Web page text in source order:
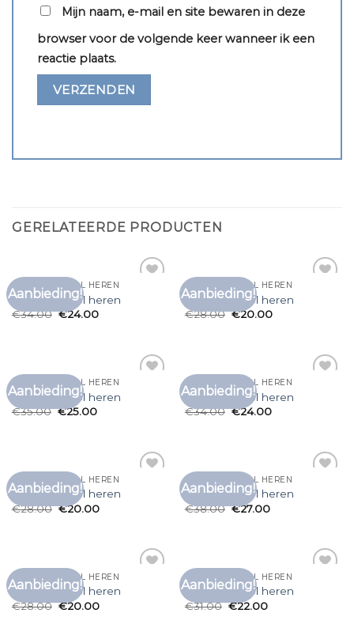
Mijn naam, e-mail en site bewaren in deze
browser voor de volgende keer wanneer ik een
reactie plaats.
GERELATEERDE PRODUCTEN
Aanbieding!
T SHIRT MET COL HEREN
t shirt met col heren
€34.00 €24.00
Aanbieding!
T SHIRT MET COL HEREN
t shirt met col heren
€28.00 €20.00
Aanbieding!
T SHIRT MET COL HEREN
t shirt met col heren
€35.00 €25.00
Aanbieding!
T SHIRT MET COL HEREN
t shirt met col heren
€34.00 €24.00
Aanbieding!
T SHIRT MET COL HEREN
t shirt met col heren
€28.00 €20.00
Aanbieding!
T SHIRT MET COL HEREN
t shirt met col heren
€38.00 €27.00
Aanbieding!
T SHIRT MET COL HEREN
t shirt met col heren
€28.00 €20.00
Aanbieding!
T SHIRT MET COL HEREN
t shirt met col heren
€31.00 €22.00